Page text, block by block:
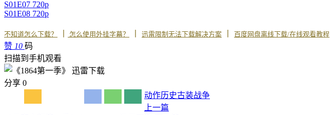
S01E07 720p
S01E08 720p
不知道怎么下载？ 怎么使用外挂字幕？ 迅雷限制无法下载解决方案 百度网盘离线下载/在线观看教程
赞 10 码
扫描到手机观看
分享 0
动作历史古装战争
上一篇